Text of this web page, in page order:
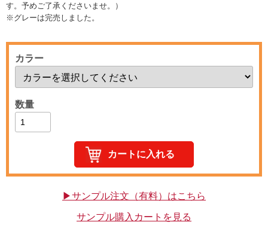
す。予めご了承くださいませ。）
※グレーは完売しました。
カラー
数量
▶サンプル注文（有料）はこちら
サンプル購入カートを見る